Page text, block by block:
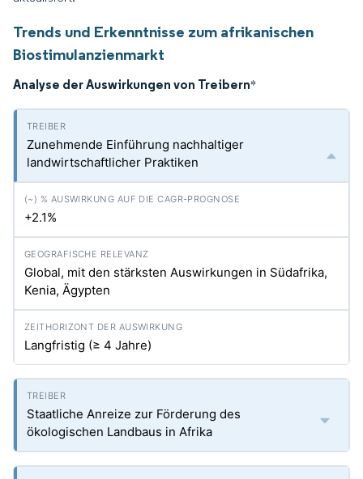
Trends und Erkenntnisse zum afrikanischen
Biostimulanzienmarkt
Analyse der Auswirkungen von Treibern*
Zunehmende Einführung nachhaltiger
landwirtschaftlicher Praktiken
+2.1%
Global, mit den stärksten Auswirkungen in Südafrika,
Kenia, Ägypten
Langfristig (≥ 4 Jahre)
Staatliche Anreize zur Förderung des
ökologischen Landbaus in Afrika